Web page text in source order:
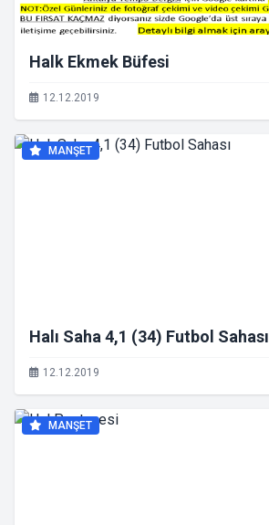
Halk Ekmek Büfesi
12.12.2019
MANŞET
Halı Saha 4,1 (34) Futbol Sahası
12.12.2019
MANŞET